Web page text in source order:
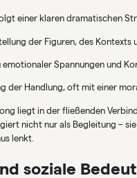
einer klaren dramatischen
der Figuren, des Kontexts
emotionaler Spannungen und
der Handlung, oft mit einer
liegt in der fließenden
nicht nur als Begleitung –
lenkt.
soziale